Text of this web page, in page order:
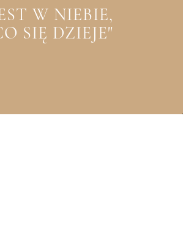
W NIEBIE,
SIĘ DZIEJE"